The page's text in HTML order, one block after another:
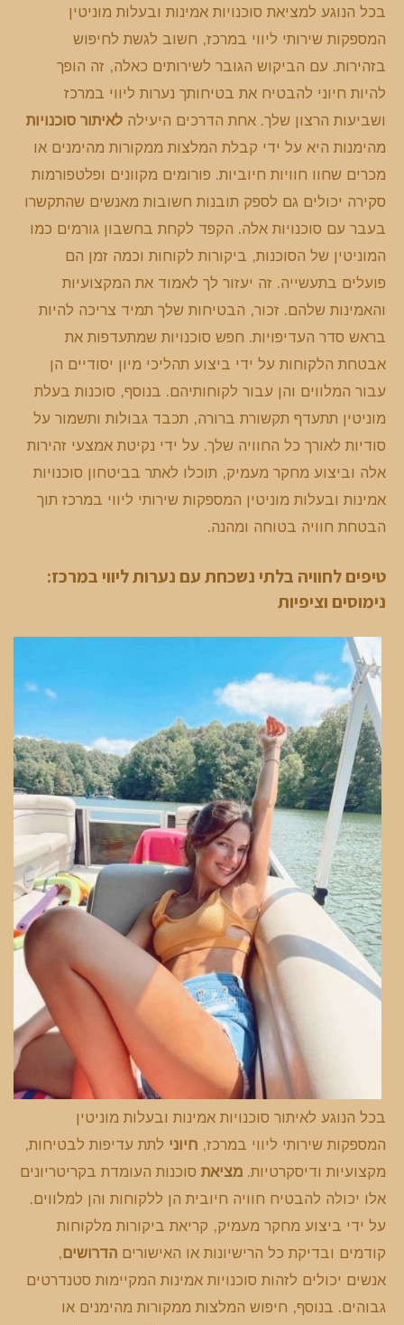
בכל הנוגע למציאת סוכנויות אמינות ובעלות מוניטין
המספקות שירותי ליווי במרכז, חשוב לגשת לחיפוש
בזהירות. עם הביקוש הגובר לשירותים כאלה, זה הופך
להיות חיוני להבטיח את בטיחותך נערות ליווי במרכז
ושביעות הרצון שלך. אחת הדרכים היעילה לאיתור סוכנויות
מהימנות היא על ידי קבלת המלצות ממקורות מהימנים או
מכרים שחוו חוויות חיוביות. פורומים מקוונים ופלטפורמות
סקירה יכולים גם לספק תובנות חשובות מאנשים שהתקשרו
בעבר עם סוכנויות אלה. הקפד לקחת בחשבון גורמים כמו
המוניטין של הסוכנות, ביקורות לקוחות וכמה זמן הם
פועלים בתעשייה. זה יעזור לך לאמוד את המקצועיות
והאמינות שלהם. זכור, הבטיחות שלך תמיד צריכה להיות
בראש סדר העדיפויות. חפש סוכנויות שמתעדפות את
אבטחת הלקוחות על ידי ביצוע תהליכי מיון יסודיים הן
עבור המלווים והן עבור לקוחותיהם. בנוסף, סוכנות בעלת
מוניטין תתעדף תקשורת ברורה, תכבד גבולות ותשמור על
סודיות לאורך כל החוויה שלך. על ידי נקיטת אמצעי זהירות
אלה וביצוע מחקר מעמיק, תוכלו לאתר בביטחון סוכנויות
אמינות ובעלות מוניטין המספקות שירותי ליווי במרכז תוך
הבטחת חוויה בטוחה ומהנה.
טיפים לחוויה בלתי נשכחת עם נערות ליווי במרכז:
נימוסים וציפיות
בכל הנוגע לאיתור סוכנויות אמינות ובעלות מוניטין
המספקות שירותי ליווי במרכז, חיוני לתת עדיפות לבטיחות,
מקצועיות ודיסקרטיות. מציאת סוכנות העומדת בקריטריונים
אלו יכולה להבטיח חוויה חיובית הן ללקוחות והן למלווים.
על ידי ביצוע מחקר מעמיק, קריאת ביקורות מלקוחות
קודמים ובדיקת כל הרישיונות או האישורים הדרושים,
אנשים יכולים לזהות סוכנויות אמינות המקיימות סטנדרטים
גבוהים. בנוסף, חיפוש המלצות ממקורות מהימנים או